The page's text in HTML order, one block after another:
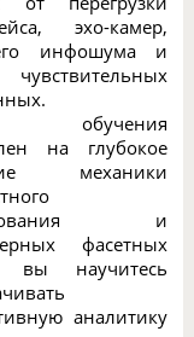
эхо-камер,
инфошума и
чувствительных
обучения
на глубокое
механики
и
фасетных
вы научитесь
аналитику